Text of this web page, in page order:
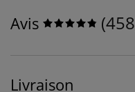
Avis (458
Livraison